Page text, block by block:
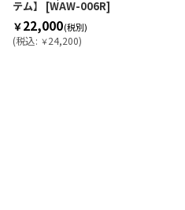
テム】
[WAW-006R]
￥22,000(税別)
(税込: ￥24,200)